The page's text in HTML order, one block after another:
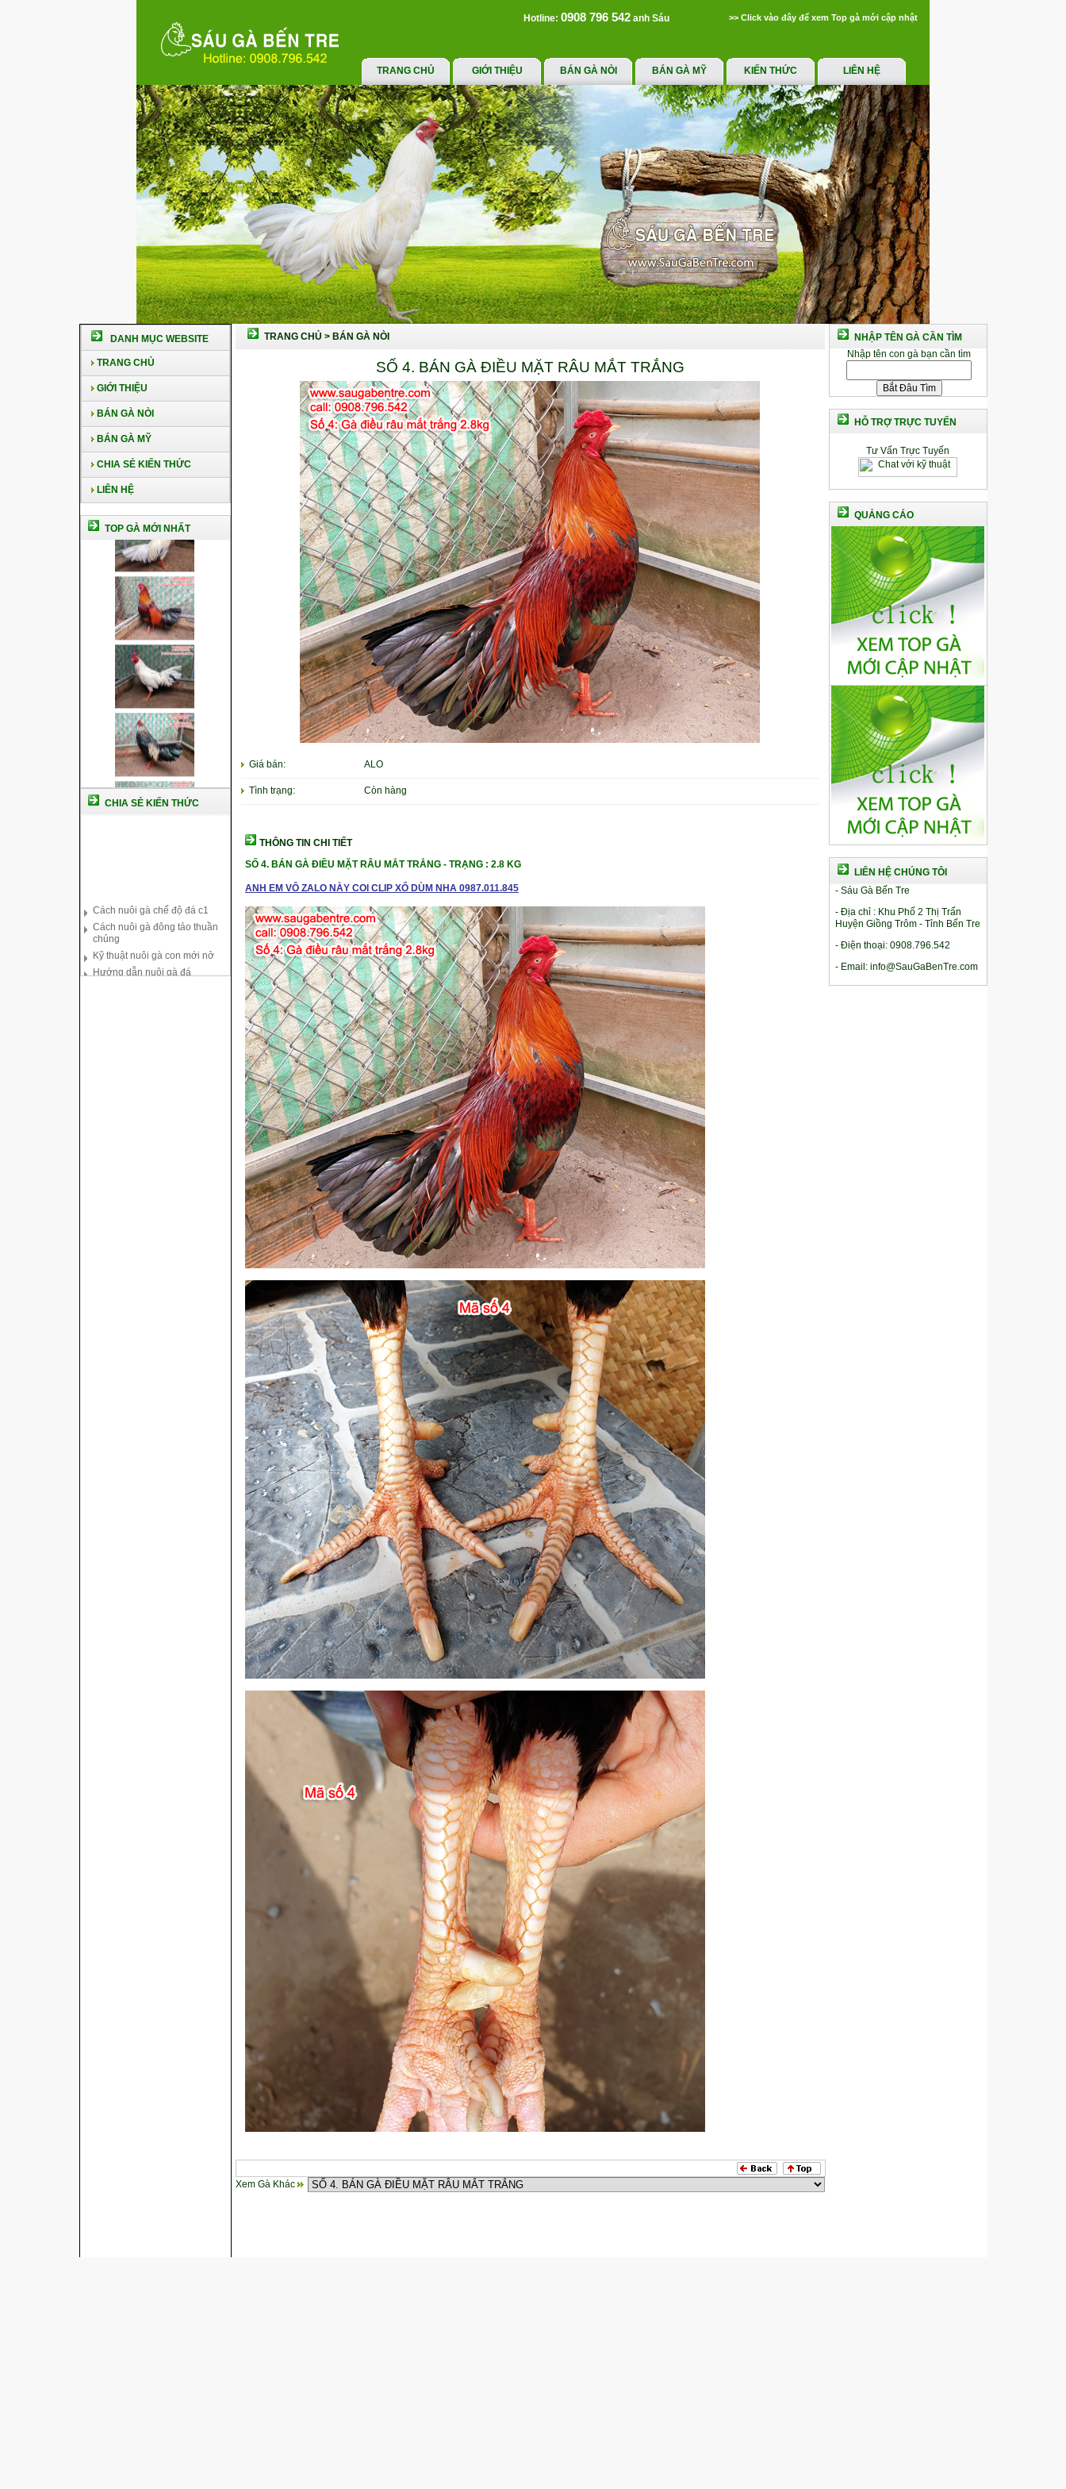
Hotline: 0908 796 542 anh Sáu >> Click vào đây để xem Top gà mới cập nhật
TRANG CHỦ GIỚI THIỆU BÁN GÀ NÒI BÁN GÀ MỸ KIẾN THỨC LIÊN HỆ
DANH MỤC WEBSITE
TRANG CHỦ
GIỚI THIỆU
BÁN GÀ NÒI
BÁN GÀ MỸ
CHIA SẺ KIẾN THỨC
LIÊN HỆ
TOP GÀ MỚI NHẤT
CHIA SẺ KIẾN THỨC
chủng
Kỹ thuật nuôi gà con mới nở
Hướng dẫn nuôi gà đá
Tại sao bạn cần biết cách nuôi
gà chọi ?
TRANG CHỦ > BÁN GÀ NÒI
SỐ 4. BÁN GÀ ĐIỀU MẶT RÂU MẮT TRẮNG
Giá bán: ALO
Tình trạng: Còn hàng
THÔNG TIN CHI TIẾT
SỐ 4. BÁN GÀ ĐIỀU MẶT RÂU MẮT TRẮNG - TRẠNG : 2.8 KG
ANH EM VÔ ZALO NÀY COI CLIP XỔ DÙM NHA 0987.011.845
Xem Gà Khác
NHẬP TÊN GÀ CẦN TÌM
Nhập tên con gà bạn cần tìm
HỖ TRỢ TRỰC TUYẾN
Tư Vấn Trực Tuyến
QUẢNG CÁO
LIÊN HỆ CHÚNG TÔI
- Sáu Gà Bến Tre
- Địa chỉ : Khu Phố 2 Thị Trấn
Huyện Giồng Trôm - Tỉnh Bến Tre
- Điện thoại: 0908.796.542
- Email: info@SauGaBenTre.com